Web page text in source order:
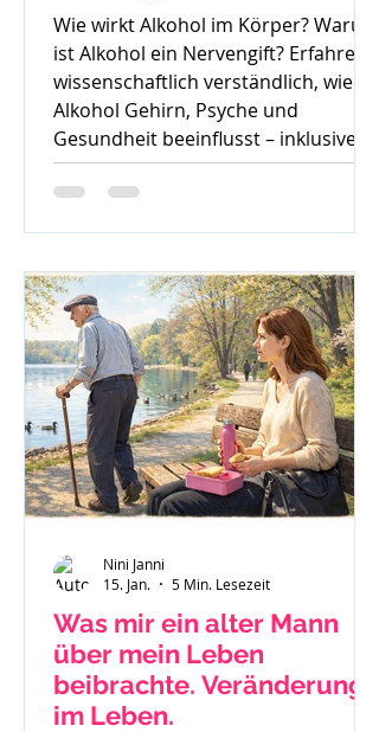
Wie wirkt Alkohol im Körper? Warum
ist Alkohol ein Nervengift? Erfahre
wissenschaftlich verständlich, wie
Alkohol Gehirn, Psyche und
Gesundheit beeinflusst – inklusive
Sucht, Craving und Trinkertypen
nach Jellinek.
Was mir ein alter Mann
über mein Leben
beibrachte. Veränderung
im Leben.
Nini Janni
15. Jan.
5 Min. Lesezeit